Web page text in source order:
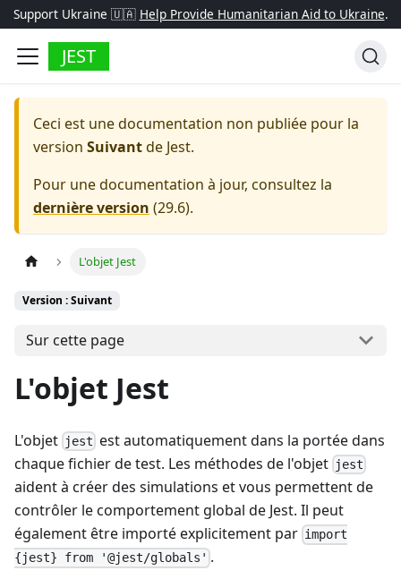
Support Ukraine 🇺🇦 Help Provide Humanitarian Aid to Ukraine.
JEST
Ceci est une documentation non publiée pour la
version Suivantde Jest.
Pour une documentation à jour, consultez la
dernière version (29.6).
L'objet Jest
Version : Suivant
Sur cette page
L'objet Jest
L'objet jest est automatiquement dans la portée dans
chaque fichier de test. Les méthodes de l'objet jest
aident à créer des simulations et vous permettent de
contrôler le comportement global de Jest. Il peut
également être importé explicitement par import
{jest} from '@jest/globals' .